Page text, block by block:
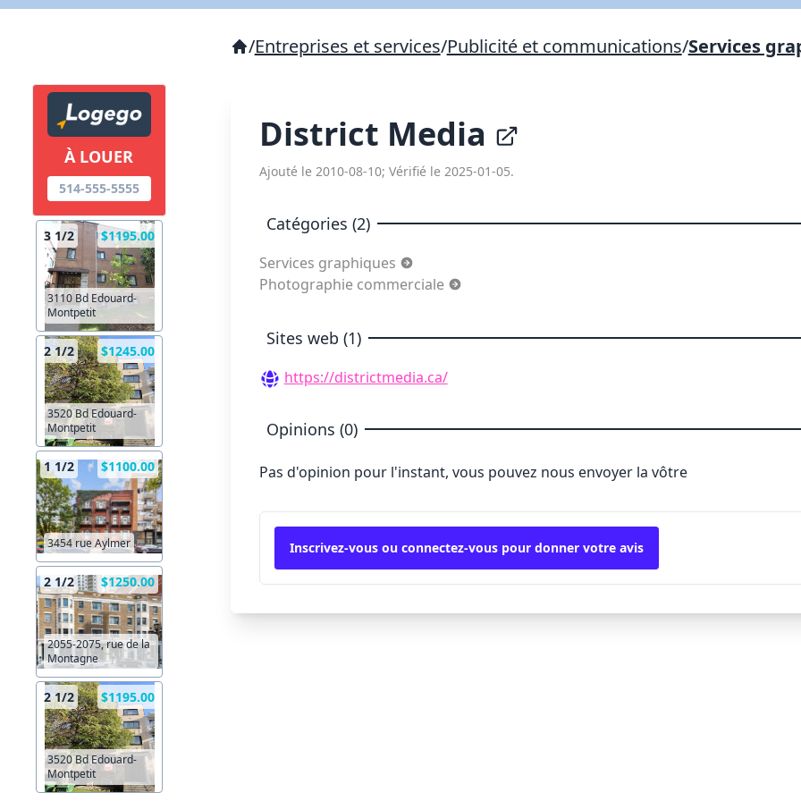
À LOUER
514-555-5555
3 1/2 $1195.00
3110 Bd Edouard-
Montpetit
2 1/2 $1245.00
3520 Bd Edouard-
Montpetit
1 1/2 $1100.00
3454 rue Aylmer
2 1/2 $1250.00
2055-2075, rue de la
Montagne
2 1/2 $1195.00
3520 Bd Edouard-
Montpetit
/Entreprises et services/Publicité et communications/Services
District Media
Ajouté le 2010-08-10; Vérifié le 2025-01-05.
Catégories (2)
Services graphiques
Photographie commerciale
Sites web (1)
https://districtmedia.ca/
Opinions (0)
Pas d'opinion pour l'instant, vous pouvez nous envoyer la vôtre
Inscrivez-vous ou connectez-vous pour donner votre avis
X Fermer Envoyez
Copier lien